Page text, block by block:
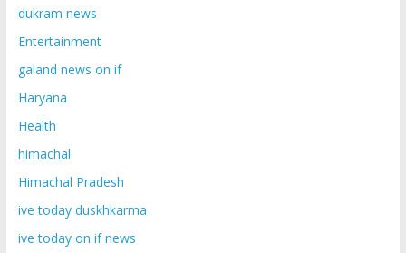
dukram news
Entertainment
galand news on if
Haryana
Health
himachal
Himachal Pradesh
ive today duskhkarma
ive today on if news